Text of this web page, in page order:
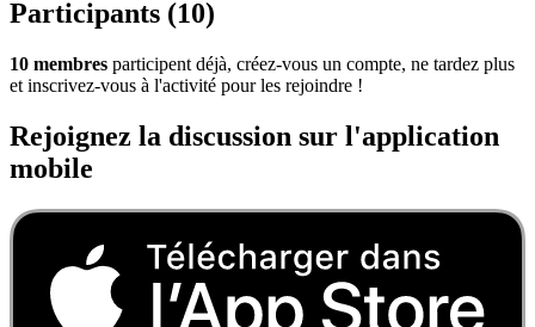
Participants (10)
10 membres participent déjà, créez-vous un compte, ne tardez plus
et inscrivez-vous à l'activité pour les rejoindre !
Rejoignez la discussion sur l'application
mobile